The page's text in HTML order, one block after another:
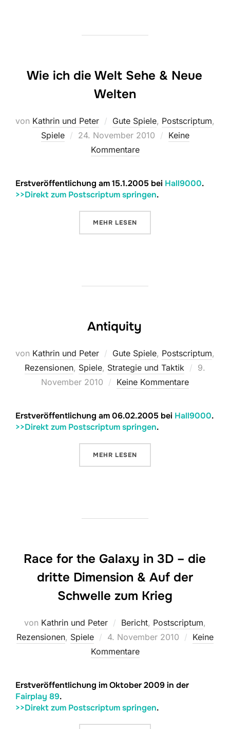
Wie ich die Welt Sehe & Neue
Welten
von Kathrin und Peter Gute Spiele, Postscriptum,
Spiele
Veröffentlicht
24. November 2010
Keine
Kommentare
Erstveröffentlichung am 15.1.2005 bei Hall9000.
>>Direkt zum Postscriptum springen.
MEHR ÜBER „WIE ICH DIE WELT SEHE
LESEN
Antiquity
von Kathrin und Peter Gute Spiele, Postscriptum,
Rezensionen, Spiele, Strategie und Taktik
9.
November 2010
Keine Kommentare
Erstveröffentlichung am 06.02.2005 bei Hall9000.
>>Direkt zum Postscriptum springen.
MEHR ÜBER „ANTIQUITY“
LESEN
Race for the Galaxy in 3D – die
dritte Dimension & Auf der
Schwelle zum Krieg
von Kathrin und Peter Bericht, Postscriptum,
Rezensionen, Spiele
Veröffentlicht
am
4. November 2010
Keine
Kommentare
Erstveröffentlichung im Oktober 2009 in der
Fairplay 89.
>>Direkt zum Postscriptum springen.